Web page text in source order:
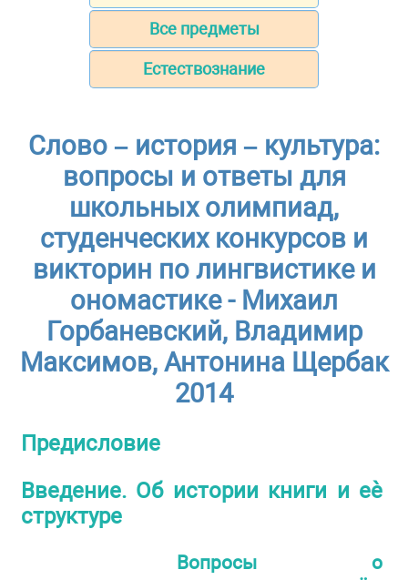
Все предметы
Естествознание
Слово – история – культура:
вопросы и ответы для
школьных олимпиад,
студенческих конкурсов и
викторин по лингвистике и
ономастике - Михаил
Горбаневский, Владимир
Максимов, Антонина Щербак
2014
Предисловие
Введение. Об истории книги и еѐ
структуре
Вопросы о